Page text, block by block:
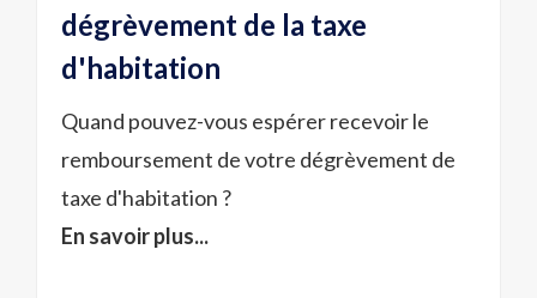
dégrèvement de la taxe
d'habitation
Quand pouvez-vous espérer recevoir le
remboursement de votre dégrèvement de
taxe d'habitation ?
En savoir plus...